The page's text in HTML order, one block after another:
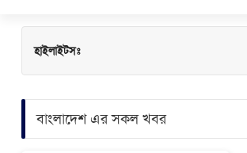
হাইলাইটসঃ
বাংলাদেশ এর সকল খবর